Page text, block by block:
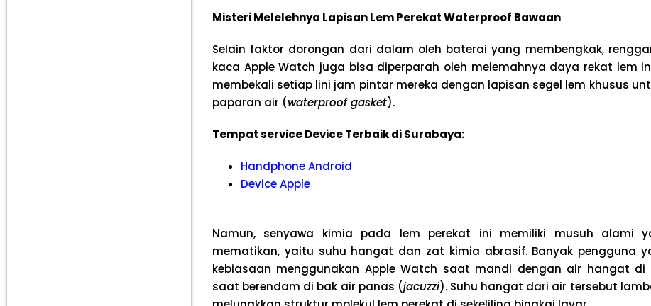
Misteri Melelehnya Lapisan Lem Perekat Waterproof Bawaan
Selain faktor dorongan dari dalam oleh baterai yang membengkak,
kaca Apple Watch juga bisa diperparah oleh melemahnya daya rekat lem
membekali setiap lini jam pintar mereka dengan lapisan segel lem khusus
paparan air (waterproof gasket).
Tempat service Device Terbaik di Surabaya:
Handphone Android
Device Apple
Namun, senyawa kimia pada lem perekat ini memiliki musuh alami
mematikan, yaitu suhu hangat dan zat kimia abrasif. Banyak pengguna
kebiasaan menggunakan Apple Watch saat mandi dengan air hangat
saat berendam di bak air panas (jacuzzi). Suhu hangat dari air tersebut